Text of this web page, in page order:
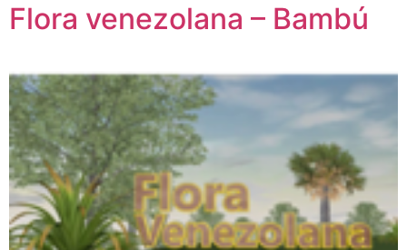
Flora venezolana – Bambú